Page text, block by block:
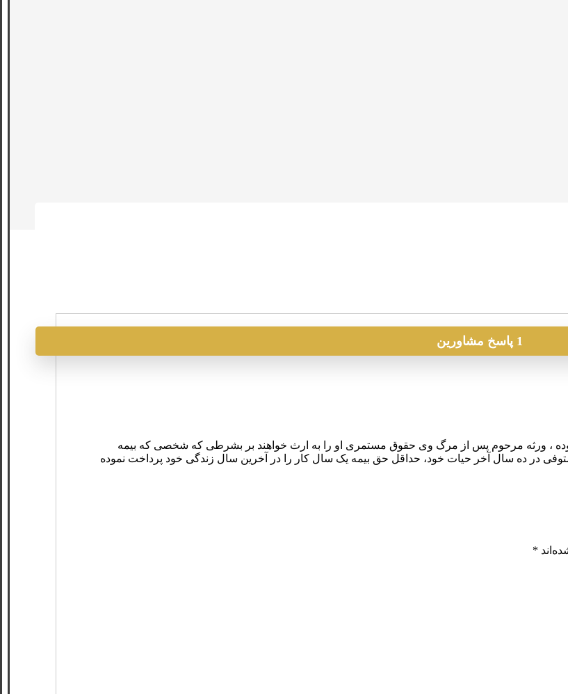
1 پاسخ مشاورین
، ورثه مرحوم پس از مرگ وی حقوق مستمری او را به ارث خواهند بر بشرطی که شخصی که بیمه
در ده‌ سال‌ آخر حیات خود، حداقل‌ حق‌ بیمه‌ یک سال‌ کار را در آخرین‌ سال‌ زندگی خود پرداخت نموده
*